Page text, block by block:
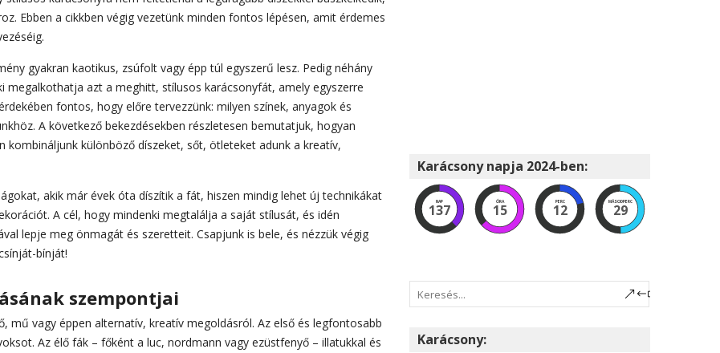
Ebben a cikkben végig vezetünk minden fontos lépésen, amit érdemes
gyakran kaotikus, zsúfolt vagy épp túl egyszerű lesz. Pedig néhány
megalkothatja azt a meghitt, stílusos karácsonyfát, amely egyszerre
fontos, hogy előre tervezzünk: milyen színek, anyagok és
A következő bekezdésekben részletesen bemutatjuk, hogyan
különböző díszeket, sőt, ötleteket adunk a kreatív,
akik már évek óta díszítik a fát, hiszen mindig lehet új technikákat
A cél, hogy mindenki megtalálja a saját stílusát, és idén
lepje meg önmagát és szeretteit. Csapjunk is bele, és nézzük végig
bínját!
szempontjai
mű vagy éppen alternatív, kreatív megoldásról. Az első és legfontosabb
Az élő fák – főként a luc, nordmann vagy ezüstfenyő – illatukkal és
Karácsony napja 2024-ben:
NAP
137
ÓRA
15
PERC
12
MÁSODPERC
28
Karácsony: